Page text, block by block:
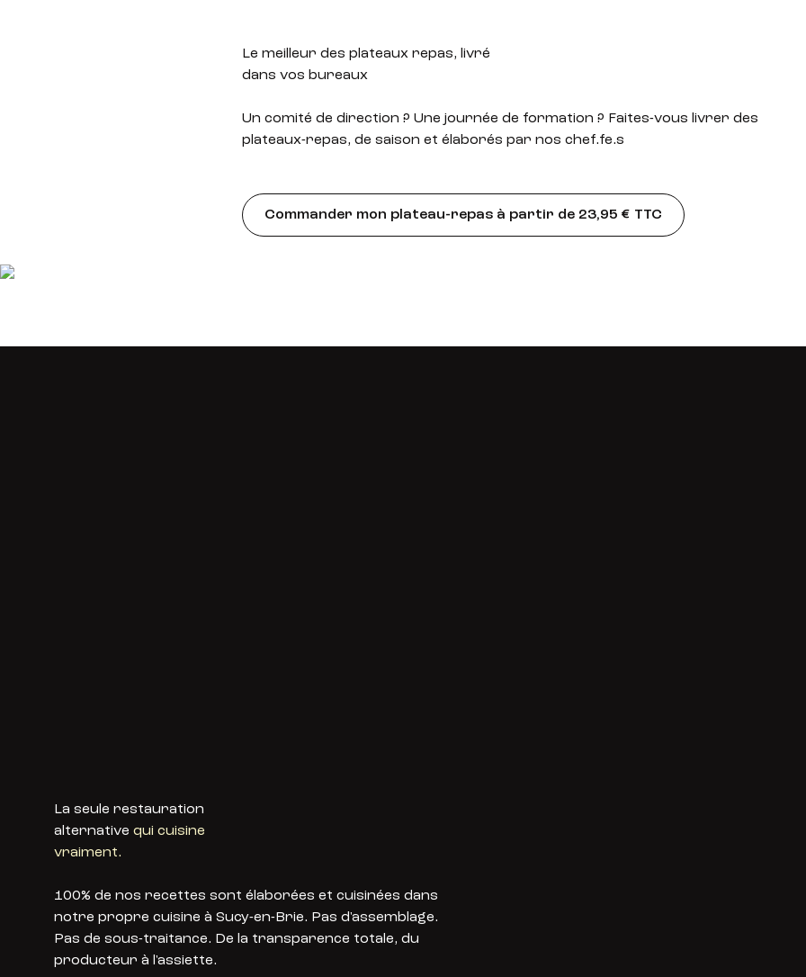
Le meilleur des plateaux repas, livré
dans vos bureaux
Un comité de direction ? Une journée de formation ? Faites-vous livrer des
plateaux-repas, de saison et élaborés par nos chef.fe.s
Commander mon plateau-repas à partir de 23,95 € TTC
La seule restauration
alternative qui cuisine
vraiment.
100% de nos recettes sont élaborées et cuisinées dans
notre propre cuisine à Sucy-en-Brie. Pas d'assemblage.
Pas de sous-traitance. De la transparence totale, du
producteur à l'assiette.